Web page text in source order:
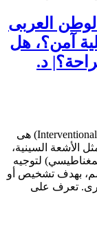
العربى
آمن؟، هل
د.
الأشعة التداخلية أو الأشعة التدخلية (Interventional Radiology) هى
الأشعة السينية،
لتوجيه
بهدف تشخيص أو
تعرف على